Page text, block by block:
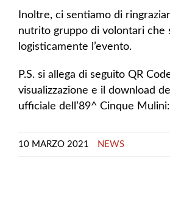
Inoltre, ci sentiamo di
nutrito gruppo di volontari che
logisticamente l’evento.
P.S. si allega di seguito QR
visualizzazione e il download
ufficiale dell’89^ Cinque Mulini:
10 MARZO 2021 NEWS